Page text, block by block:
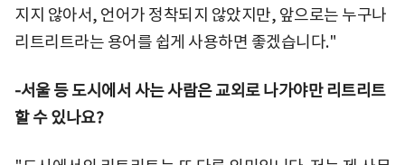
지지 않아서, 언어가 정착되지 않았지만, 앞으로는 누구나
리트리트라는 용어를 쉽게 사용하면 좋겠습니다."
-서울 등 도시에서 사는 사람은 교외로 나가야만 리트리트
할 수 있나요?